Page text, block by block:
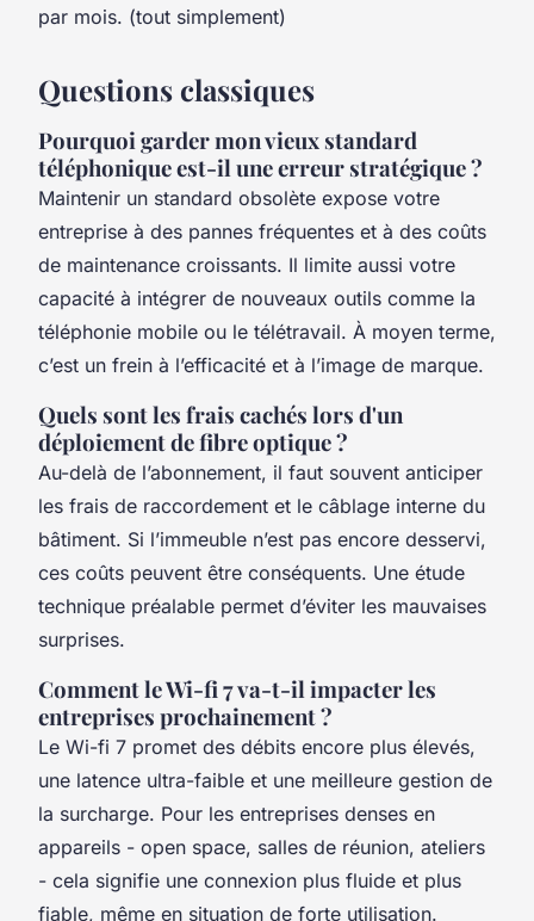
par mois. (tout simplement)
Questions classiques
Pourquoi garder mon vieux standard
téléphonique est-il une erreur stratégique ?
Maintenir un standard obsolète expose votre
entreprise à des pannes fréquentes et à des coûts
de maintenance croissants. Il limite aussi votre
capacité à intégrer de nouveaux outils comme la
téléphonie mobile ou le télétravail. À moyen terme,
c’est un frein à l’efficacité et à l’image de marque.
Quels sont les frais cachés lors d'un
déploiement de fibre optique ?
Au-delà de l’abonnement, il faut souvent anticiper
les frais de raccordement et le câblage interne du
bâtiment. Si l’immeuble n’est pas encore desservi,
ces coûts peuvent être conséquents. Une étude
technique préalable permet d’éviter les mauvaises
surprises.
Comment le Wi-fi 7 va-t-il impacter les
entreprises prochainement ?
Le Wi-fi 7 promet des débits encore plus élevés,
une latence ultra-faible et une meilleure gestion de
la surcharge. Pour les entreprises denses en
appareils - open space, salles de réunion, ateliers
- cela signifie une connexion plus fluide et plus
fiable, même en situation de forte utilisation.